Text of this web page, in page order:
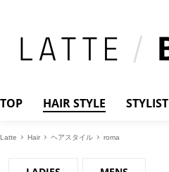
TOP HAIR STYLE STYLIST
Latte Hair ヘアスタイル roma